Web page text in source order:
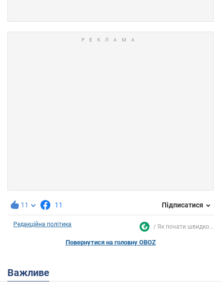
11 11 Підписатися
Редакційна політика Як почати швидко...
Повернутися на головну OBOZ
Важливе